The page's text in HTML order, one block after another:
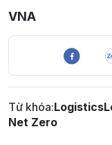
VNA
Từ khóa:Logistics
Net Zero